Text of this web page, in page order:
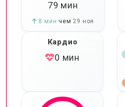
79 мин
8 мин чем 29 ноя
Кардио
0 мин